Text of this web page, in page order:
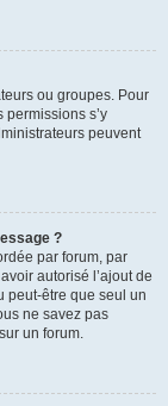
ou groupes. Pour
permissions s’y
peuvent
?
par forum, par
autorisé l’ajout de
peut-être que seul un
ne savez pas
un forum.